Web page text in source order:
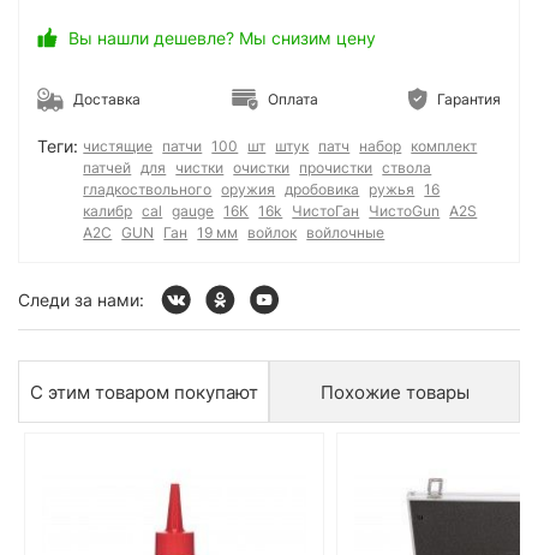
Вы нашли дешевле? Мы снизим цену
Доставка Оплата Гарантия
Теги: чистящие патчи 100 шт штук патч набор комплект
патчей для чистки очистки прочистки ствола
гладкоствольного оружия дробовика ружья
16
калибр cal gauge 16К 16k ЧистоГан ЧистоGun
A2S
А2С
GUN Ган 19 мм войлок войлочные
Следи за нами:
С этим товаром покупают Похожие товары